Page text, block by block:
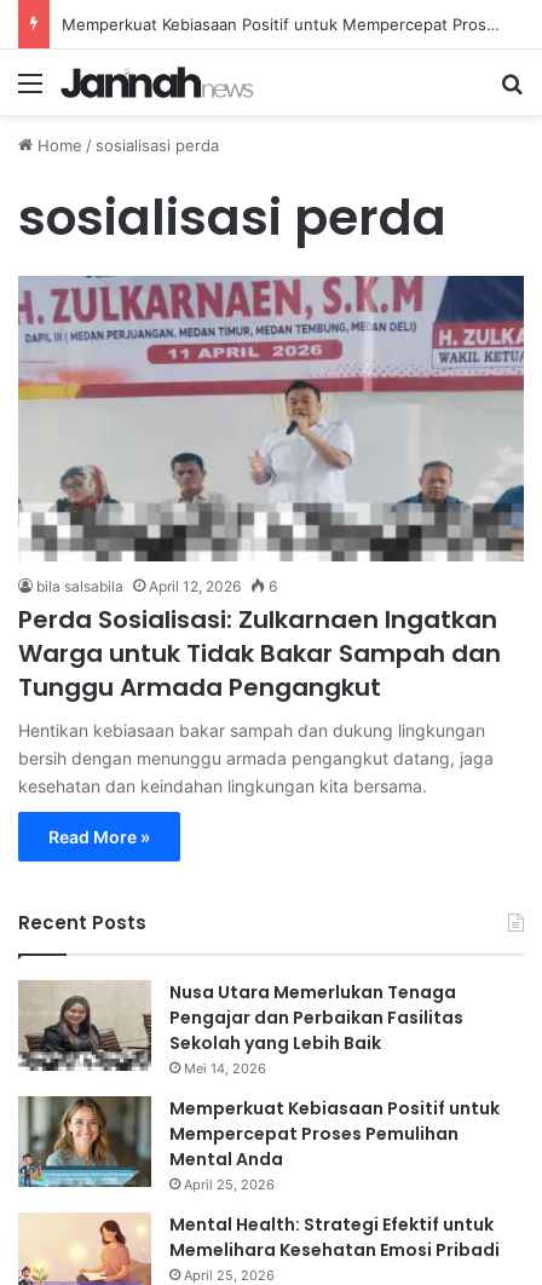
Memperkuat Kebiasaan Positif untuk Mempercepat Proses Pemulihan Mental Anda
Menu
Home / sosialisasi perda
sosialisasi perda
bila salsabila April 12, 2026 6
Perda Sosialisasi: Zulkarnaen Ingatkan
Warga untuk Tidak Bakar Sampah dan
Tunggu Armada Pengangkut
Hentikan kebiasaan bakar sampah dan dukung lingkungan
bersih dengan menunggu armada pengangkut datang, jaga
kesehatan dan keindahan lingkungan kita bersama.
Read More »
Recent Posts
Nusa Utara Memerlukan Tenaga
Pengajar dan Perbaikan Fasilitas
Sekolah yang Lebih Baik
Mei 14, 2026
Memperkuat Kebiasaan Positif untuk
Mempercepat Proses Pemulihan
Mental Anda
April 25, 2026
Mental Health: Strategi Efektif untuk
Memelihara Kesehatan Emosi Pribadi
April 25, 2026